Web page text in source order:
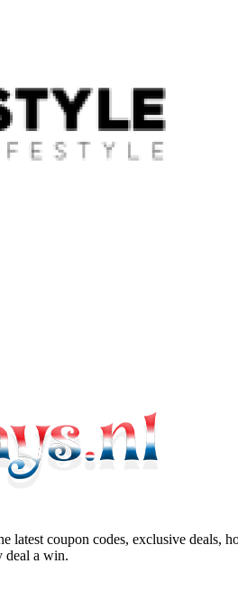
latest coupon codes, exclusive
deal a win.